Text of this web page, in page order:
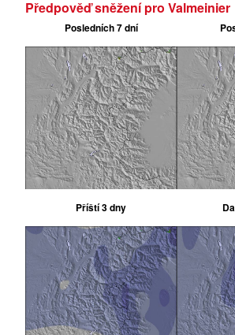
Předpověď sněžení pro Valmeinier
Posledních 7 dní
Příští 3 dny